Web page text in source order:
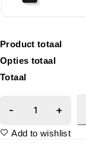
Product totaal
Opties totaal
Totaal
Add to wishlist